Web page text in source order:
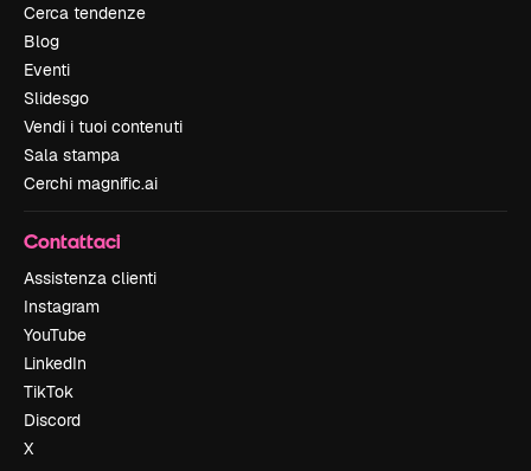
Cerca tendenze
Blog
Eventi
Slidesgo
Vendi i tuoi contenuti
Sala stampa
Cerchi magnific.ai
Contattaci
Assistenza clienti
Instagram
YouTube
LinkedIn
TikTok
Discord
X